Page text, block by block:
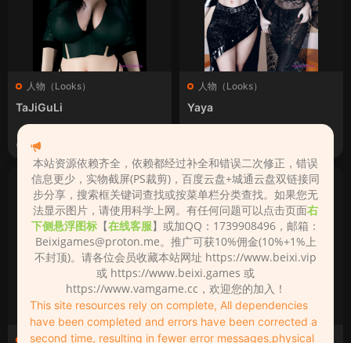
人物（Looks）
TaJiGuLi
2023-02-19
人物（Looks）
Yaya
人物（Looks） 人物（Looks）
本站资源依赖齐全，依赖都经过补全和错误二次修正，错误
信息更少，实物截屏(PS裁剪)，百度云盘+城通云盘双链接同
步分享，搜索框关键词查找或按菜单栏分类查找。如果您无
法显示图片，请使用科学上网。有任何问题可以点击页面右
下侧悬浮图标 【在线客服】或加QQ：1739908496，邮箱：
Beixigames@proton.me。推广可获10%佣金(10%+1%上
不封顶)。请各位会员收藏本站网址 https://www.beixi.vip
或 https://www.beixi.games 或
https://www.vamgame.cc，欢迎您的加入！
This site resources rely on complete, All dependencies
have been completed and errors have been corrected a
second time, resulting in fewer error messages,physical